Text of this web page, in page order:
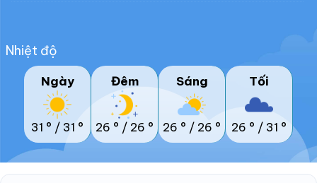
Nhiệt độ
Ngày
31 ° / 31 °
Đêm
26 ° / 26 °
Sáng
26 ° / 26 °
Tối
26 ° / 31 °